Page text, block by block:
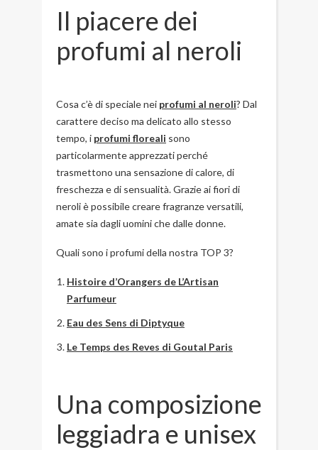
Il piacere dei
profumi al neroli
Cosa c’è di speciale nei profumi al neroli? Dal
carattere deciso ma delicato allo stesso
tempo, i profumi floreali sono
particolarmente apprezzati perché
trasmettono una sensazione di calore, di
freschezza e di sensualità. Grazie ai fiori di
neroli è possibile creare fragranze versatili,
amate sia dagli uomini che dalle donne.
Quali sono i profumi della nostra TOP 3?
Histoire d’Orangers de L’Artisan
Parfumeur
Eau des Sens di Diptyque
Le Temps des Reves di Goutal Paris
Una composizione
leggiadra e unisex